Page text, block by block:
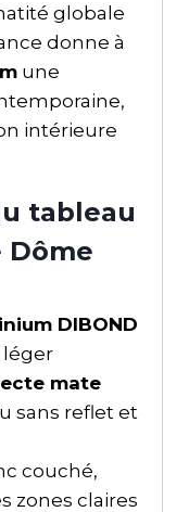
globale
donne à
une
intérieure
tableau
Dôme
DIBOND
léger
mate
sans reflet et
couché,
zones claires